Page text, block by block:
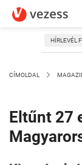
HÍRLEVÉL
CÍMOLDAL
Eltűnt 27